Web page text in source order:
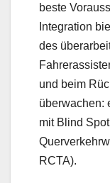
beste
Integration
des
und beim
überwachen:
mit Blind
RCTA).